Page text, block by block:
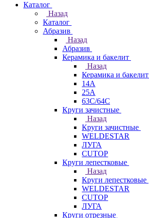
Каталог
Назад
Каталог
Абразив
Назад
Абразив
Керамика и бакелит
Назад
Керамика и бакелит
14А
25А
63С/64С
Круги зачистные
Назад
Круги зачистные
WELDESTAR
ЛУГА
CUTOP
Круги лепестковые
Назад
Круги лепестковые
WELDESTAR
CUTOP
ЛУГА
Круги отрезные